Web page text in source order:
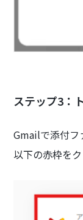
ステップ3：
Gmailで添付フ
以下の赤枠を